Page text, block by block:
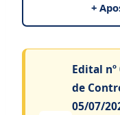
+
Edital nº
de
05/07/